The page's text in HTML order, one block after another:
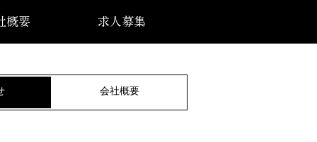
概要 求人募集
会社概要